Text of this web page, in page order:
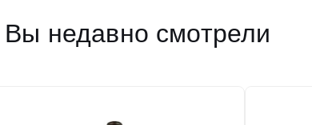
10 500 ₽
Вы недавно смотрели